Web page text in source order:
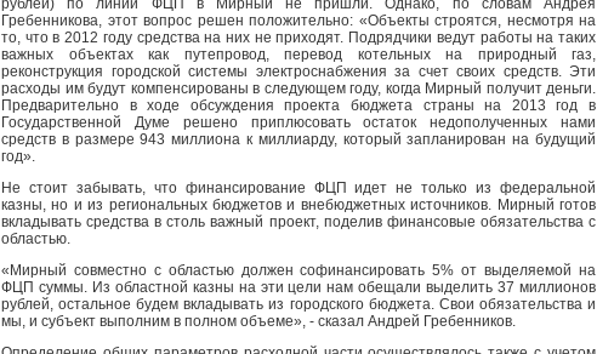
рублей) по линии ФЦП в Мирный не пришли. Однако, по словам Андрея
Гребенникова, этот вопрос решен положительно: «Объекты строятся, несмотря на
то, что в 2012 году средства на них не приходят. Подрядчики ведут работы на таких
важных объектах как путепровод, перевод котельных на природный газ,
реконструкция городской системы электроснабжения за счет своих средств. Эти
расходы им будут компенсированы в следующем году, когда Мирный получит деньги.
Предварительно в ходе обсуждения проекта бюджета страны на 2013 год в
Государственной Думе решено приплюсовать остаток недополученных нами
средств в размере 943 миллиона к миллиарду, который запланирован на будущий
год».
Не стоит забывать, что финансирование ФЦП идет не только из федеральной
казны, но и из региональных бюджетов и внебюджетных источников. Мирный готов
вкладывать средства в столь важный проект, поделив финансовые обязательства с
областью.
«Мирный совместно с областью должен софинансировать 5% от выделяемой на
ФЦП суммы. Из областной казны на эти цели нам обещали выделить 37 миллионов
рублей, остальное будем вкладывать из городского бюджета. Свои обязательства и
мы, и субъект выполним в полном объеме», - сказал Андрей Гребенников.